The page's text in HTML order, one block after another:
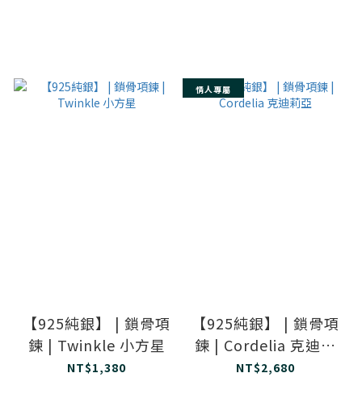
【925純銀】 | 鎖骨項
鍊 | Twinkle 小方星
NT$1,380
情人專屬
【925純銀】 | 鎖骨項
鍊 | Cordelia 克迪莉
亞
NT$2,680